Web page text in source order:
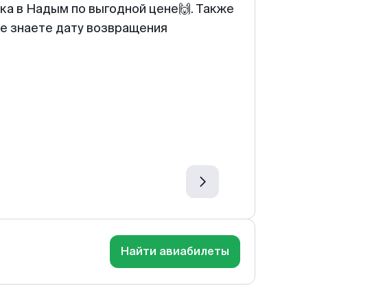
в Надым по выгодной цене🙌. Также
знаете дату возвращения
Найти авиабилеты